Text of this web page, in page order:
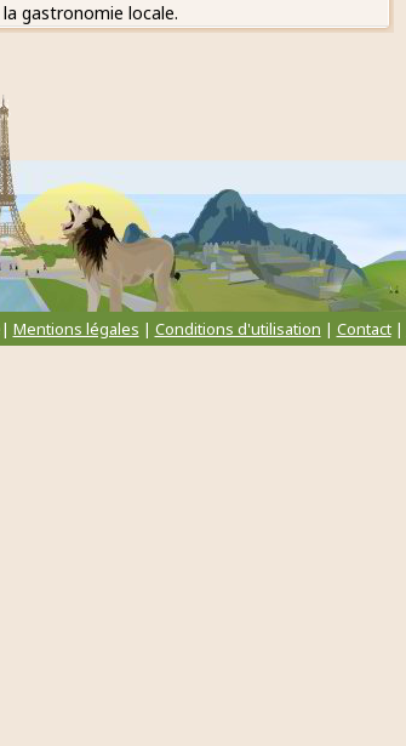
gastronomie locale.
Mentions légales | Conditions d'utilisation | Contact|